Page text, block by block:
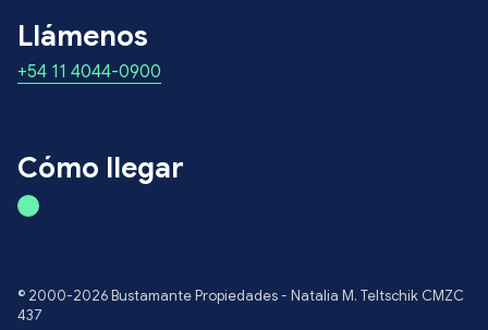
Llámenos
+54 11 4044-0900
Cómo llegar
© 2000-2026 Bustamante Propiedades - Natalia M. Teltschik CMZC
437